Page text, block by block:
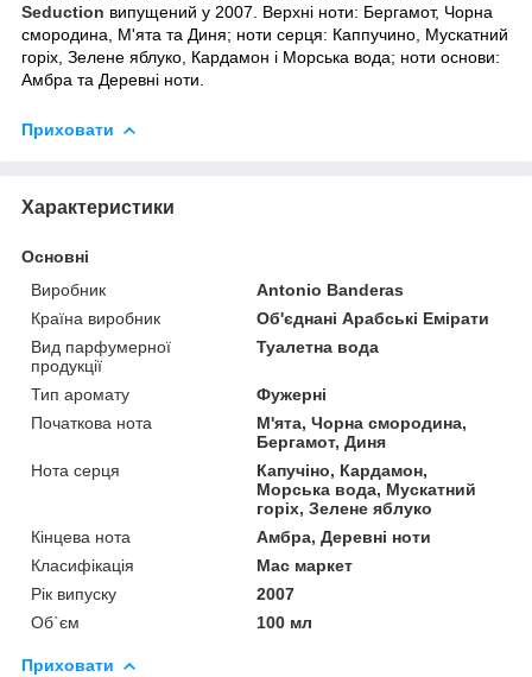
Seduction випущений у 2007. Верхні ноти: Бергамот, Чорна
смородина, М'ята та Диня; ноти серця: Каппучино, Мускатний
горіх, Зелене яблуко, Кардамон і Морська вода; ноти основи:
Амбра та Деревні ноти.
Приховати
Характеристики
Основні
Виробник
Antonio Banderas
Країна виробник
Об'єднані Арабські Емірати
Вид парфумерної
продукції
Туалетна вода
Тип аромату
Фужерні
Початкова нота
М'ята, Чорна смородина,
Бергамот, Диня
Нота серця
Капучіно, Кардамон,
Морська вода, Мускатний
горіх, Зелене яблуко
Кінцева нота
Амбра, Деревні ноти
Класифікація
Мас маркет
Рік випуску
2007
Об`єм
100 мл
Приховати